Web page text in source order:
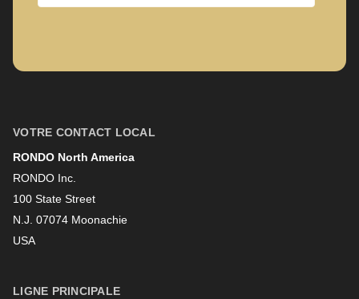
Nom
VOTRE CONTACT LOCAL
RONDO North America
RONDO Inc.
100 State Street
N.J. 07074 Moonachie
USA
LIGNE PRINCIPALE